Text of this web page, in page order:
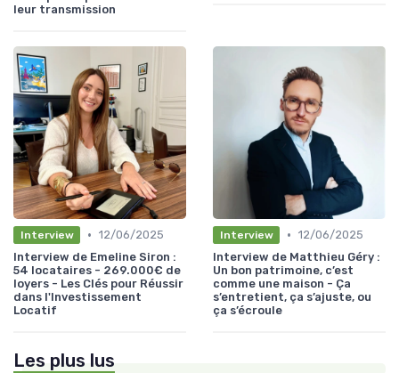
leur transmission
Interview • 12/06/2025
Interview de Emeline Siron :
54 locataires - 269.000€ de
loyers - Les Clés pour Réussir
dans l'Investissement
Locatif
Interview • 12/06/2025
Interview de Matthieu Géry :
Un bon patrimoine, c’est
comme une maison - Ça
s’entretient, ça s’ajuste, ou
ça s’écroule
Les plus lus